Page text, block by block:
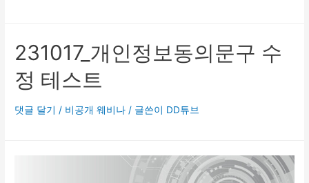
231017_개인정보동의문구 수
정 테스트
댓글 달기 / 비공개 웨비나 / 글쓴이 DD튜브